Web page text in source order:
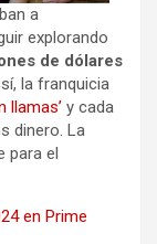
a
explorando
de dólares
la franquicia
llamas’ y cada
dinero. La
para el
en Prime